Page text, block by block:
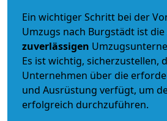
Ein wichtiger Schritt bei der
Umzugs nach Burgstädt ist die
zuverlässigen
Es ist wichtig, sicherzustellen,
Unternehmen über die
und Ausrüstung verfügt, um
erfolgreich durchzuführen.